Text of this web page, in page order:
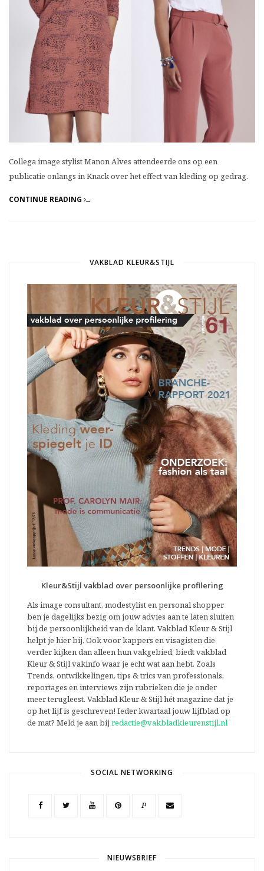
Collega image stylist Manon Alves attendeerde ons op een
publicatie onlangs in Knack over het effect van kleding op gedrag.
CONTINUE READING
VAKBLAD KLEUR&STIJL
Kleur&Stijl vakblad over persoonlijke profilering
Als image consultant, modestylist en personal shopper
ben je dagelijks bezig om jouw advies aan te laten sluiten
bij de persoonlijkheid van de klant. Vakblad Kleur & Stijl
helpt je hier bij. Ook voor kappers en visagisten die
verder kijken dan alleen hun vakgebied, biedt vakblad
Kleur & Stijl vakinfo waar je echt wat aan hebt. Zoals
Trends, ontwikkelingen, tips & trics van professionals,
reportages en interviews zijn rubrieken die je onder
meer terugleest. Vakblad Kleur & Stijl hét magazine dat je
op het lijf is geschreven! Ieder kwartaal jouw lijfblad op
de mat? Meld je aan bij redactie@vakbladkleurenstijl.nl
SOCIAL NETWORKING
P
NIEUWSBRIEF